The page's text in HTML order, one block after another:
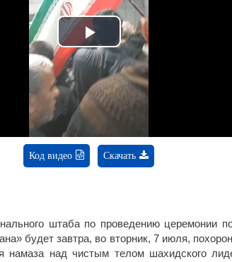
Play
Video
Код видео Скачать
штаба по проведению церемонии
будет завтра, во вторник, 7 июля,
намаза над чистым телом шахидского